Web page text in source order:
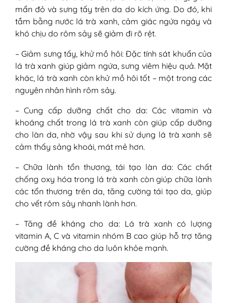
mẩn đỏ và sưng tấy trên da do kích ứng. Do đó, khi
tắm bằng nước lá trà xanh, cảm giác ngứa ngáy và
khó chịu do rôm sảy sẽ giảm đi rõ rệt.
– Giảm sưng tấy, khử mồ hôi: Đặc tính sát khuẩn của
lá trà xanh giúp giảm ngứa, sưng viêm hiệu quả. Mặt
khác, lá trà xanh còn khử mồ hôi tốt – một trong các
nguyên nhân hình rôm sảy.
– Cung cấp dưỡng chất cho da: Các vitamin và
khoáng chất trong lá trà xanh còn giúp cấp dưỡng
cho làn da, nhờ vậy sau khi sử dụng lá trà xanh sẽ
cảm thấy sảng khoái, mát mẻ hơn.
– Chữa lành tổn thương, tái tạo làn da: Các chất
chống oxy hóa trong lá trà xanh còn giúp chữa lành
các tổn thương trên da, tăng cường tái tạo da, giúp
cho vết rôm sảy nhanh lành hơn.
– Tăng đề kháng cho da: Lá trà xanh có lượng
vitamin A, C và vitamin nhóm B cao giúp hỗ trợ tăng
cường đề kháng cho da luôn khỏe mạnh.